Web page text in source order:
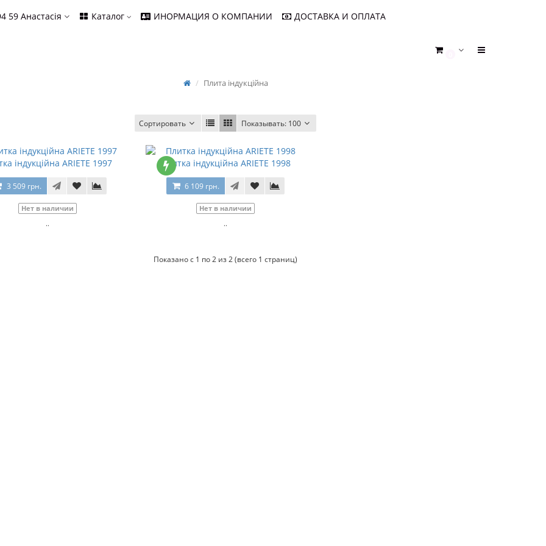
59 Анастасія Каталог ИНОРМАЦИЯ О КОМПАНИИ ДОСТАВКА И ОПЛАТА
Плита індукційна
Сортировать Показывать: 100
індукційна ARIETE 1997
3 509 грн.
Нет в наличии
..
Плитка індукційна ARIETE 1998
6 109 грн.
Нет в наличии
..
Показано с 1 по 2 из 2 (всего 1 страниц)